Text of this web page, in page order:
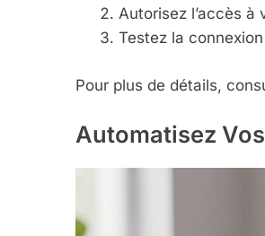
Autorisez l’accès
Testez la
Pour plus de détails,
Automatisez